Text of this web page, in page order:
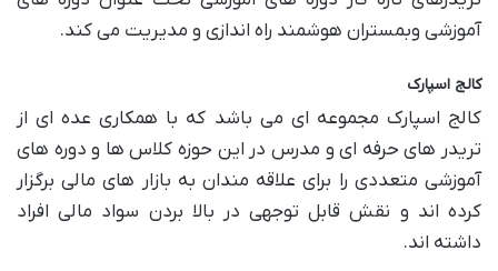
آموزشی وبمستران هوشمند راه اندازی و مدیریت می‌ کند.
کالج اسپارک
کالج اسپارک مجموعه ای می باشد که با همکاری عده ای از
تریدر های حرفه ای و مدرس در این حوزه کلاس ها و دوره های
آموزشی متعددی را برای علاقه مندان به بازار های مالی برگزار
کرده اند و نقش قابل توجهی در بالا بردن سواد مالی افراد
داشته اند.